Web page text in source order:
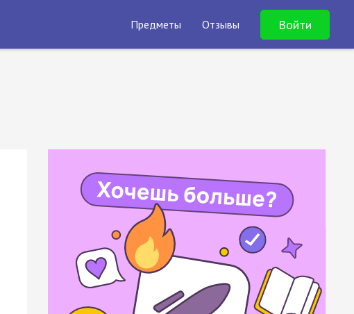
Предметы Отзывы Войти